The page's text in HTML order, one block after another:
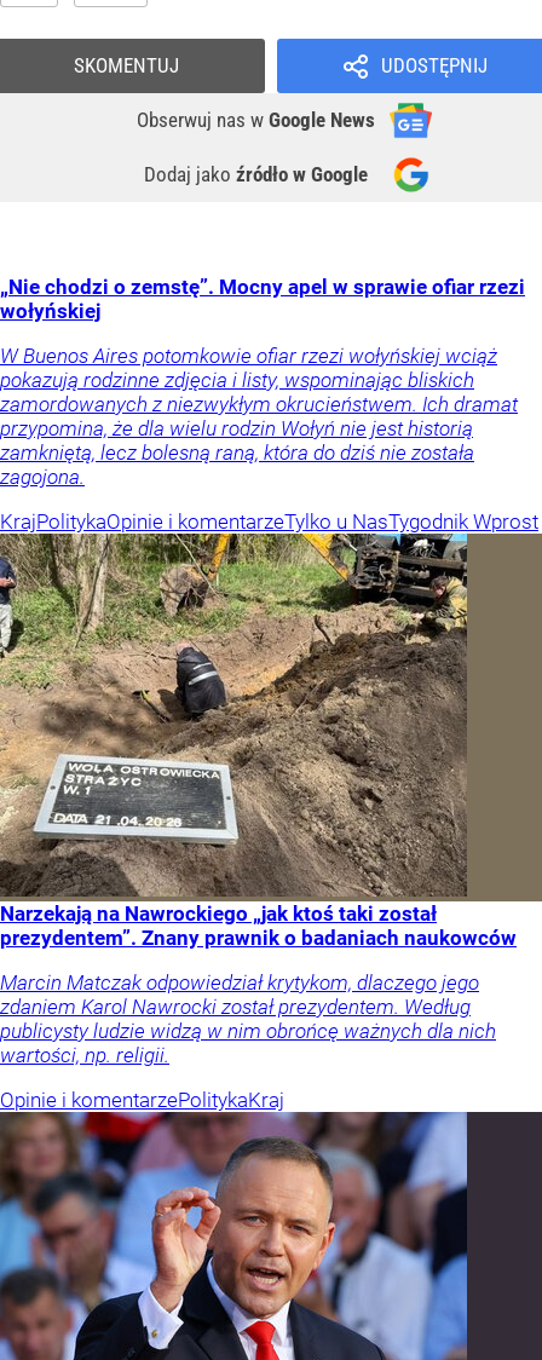
UDOSTĘPNIJ
Obserwuj nas w Google News
Dodaj jako źródło w Google
SKOMENTUJ
„Nie chodzi o zemstę”. Mocny apel w sprawie ofiar rzezi
wołyńskiej
W Buenos Aires potomkowie ofiar rzezi wołyńskiej wciąż
pokazują rodzinne zdjęcia i listy, wspominając bliskich
zamordowanych z niezwykłym okrucieństwem. Ich dramat
przypomina, że dla wielu rodzin Wołyń nie jest historią
zamkniętą, lecz bolesną raną, która do dziś nie została
zagojona.
KrajPolitykaOpinie i komentarzeTylko u NasTygodnik Wprost
Narzekają na Nawrockiego „jak ktoś taki został
prezydentem”. Znany prawnik o badaniach naukowców
Marcin Matczak odpowiedział krytykom, dlaczego jego
zdaniem Karol Nawrocki został prezydentem. Według
publicysty ludzie widzą w nim obrońcę ważnych dla nich
wartości, np. religii.
Opinie i komentarzePolitykaKraj